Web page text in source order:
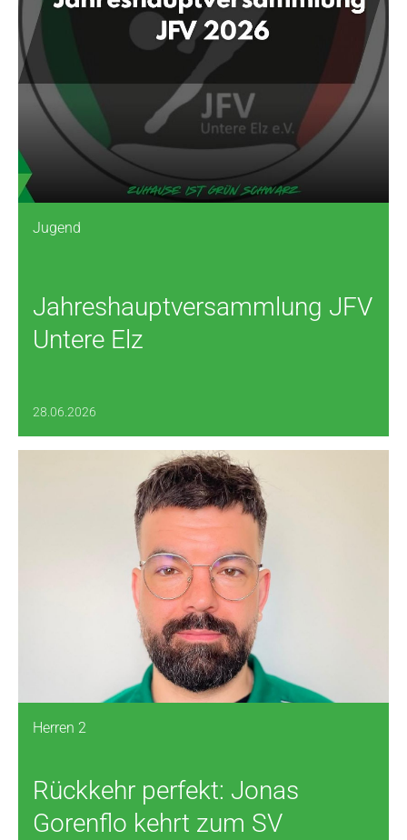
Jugend
Jahreshauptversammlung JFV
Untere Elz
28.06.2026
Herren 2
Rückkehr perfekt: Jonas
Gorenflo kehrt zum SV